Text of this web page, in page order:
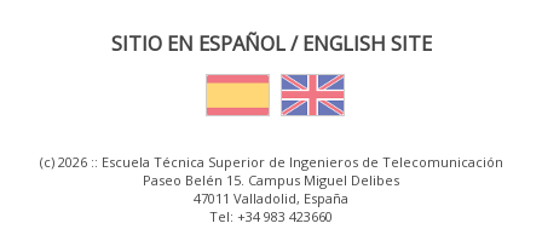
SITIO EN ESPAÑOL / ENGLISH SITE
(c) 2026 :: Escuela Técnica Superior de Ingenieros de Telecomunicación
Paseo Belén 15. Campus Miguel Delibes
47011 Valladolid, España
Tel: +34 983 423660